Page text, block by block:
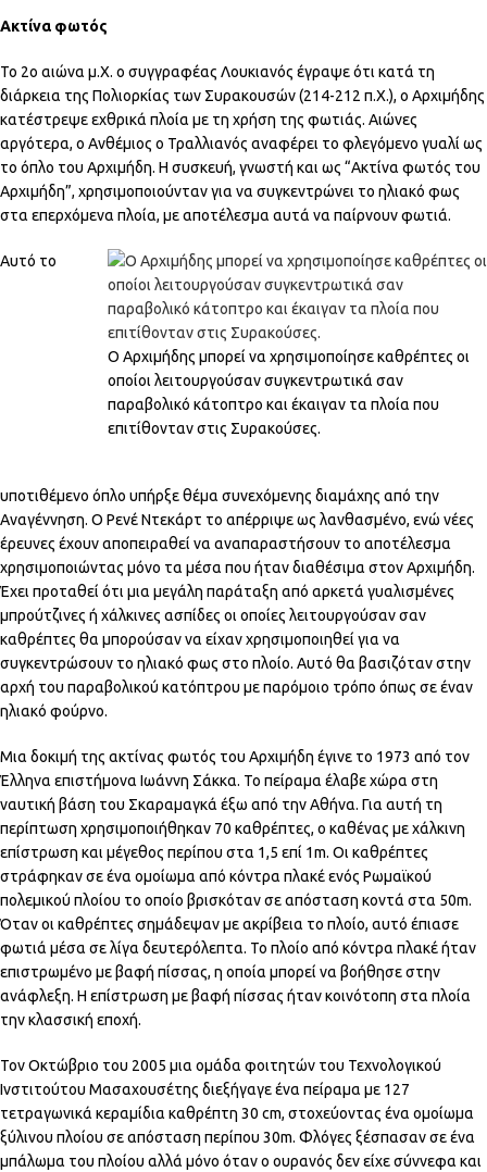
Ακτίνα φωτός
Το 2ο αιώνα μ.Χ. ο συγγραφέας Λουκιανός έγραψε ότι κατά τη
διάρκεια της Πολιορκίας των Συρακουσών (214-212 π.Χ.), ο Αρχιμήδης
κατέστρεψε εχθρικά πλοία με τη χρήση της φωτιάς. Αιώνες
αργότερα, ο Ανθέμιος ο Τραλλιανός αναφέρει το φλεγόμενο γυαλί ως
το όπλο του Αρχιμήδη. Η συσκευή, γνωστή και ως “Ακτίνα φωτός του
Αρχιμήδη”, χρησιμοποιούνταν για να συγκεντρώνει το ηλιακό φως
στα επερχόμενα πλοία, με αποτέλεσμα αυτά να παίρνουν φωτιά.
Ο Αρχιμήδης μπορεί να χρησιμοποίησε καθρέπτες οι
οποίοι λειτουργούσαν συγκεντρωτικά σαν
παραβολικό κάτοπτρο και έκαιγαν τα πλοία που
επιτίθονταν στις Συρακούσες.
Αυτό το
υποτιθέμενο όπλο υπήρξε θέμα συνεχόμενης διαμάχης από την
Αναγέννηση. Ο Ρενέ Ντεκάρτ το απέρριψε ως λανθασμένο, ενώ νέες
έρευνες έχουν αποπειραθεί να αναπαραστήσουν το αποτέλεσμα
χρησιμοποιώντας μόνο τα μέσα που ήταν διαθέσιμα στον Αρχιμήδη.
Έχει προταθεί ότι μια μεγάλη παράταξη από αρκετά γυαλισμένες
μπρούτζινες ή χάλκινες ασπίδες οι οποίες λειτουργούσαν σαν
καθρέπτες θα μπορούσαν να είχαν χρησιμοποιηθεί για να
συγκεντρώσουν το ηλιακό φως στο πλοίο. Αυτό θα βασιζόταν στην
αρχή του παραβολικού κατόπτρου με παρόμοιο τρόπο όπως σε έναν
ηλιακό φούρνο.
Μια δοκιμή της ακτίνας φωτός του Αρχιμήδη έγινε το 1973 από τον
Έλληνα επιστήμονα Ιωάννη Σάκκα. Το πείραμα έλαβε χώρα στη
ναυτική βάση του Σκαραμαγκά έξω από την Αθήνα. Για αυτή τη
περίπτωση χρησιμοποιήθηκαν 70 καθρέπτες, ο καθένας με χάλκινη
επίστρωση και μέγεθος περίπου στα 1,5 επί 1m. Οι καθρέπτες
στράφηκαν σε ένα ομοίωμα από κόντρα πλακέ ενός Ρωμαϊκού
πολεμικού πλοίου το οποίο βρισκόταν σε απόσταση κοντά στα 50m.
Όταν οι καθρέπτες σημάδεψαν με ακρίβεια το πλοίο, αυτό έπιασε
φωτιά μέσα σε λίγα δευτερόλεπτα. Το πλοίο από κόντρα πλακέ ήταν
επιστρωμένο με βαφή πίσσας, η οποία μπορεί να βοήθησε στην
ανάφλεξη. Η επίστρωση με βαφή πίσσας ήταν κοινότοπη στα πλοία
την κλασσική εποχή.
Τον Οκτώβριο του 2005 μια ομάδα φοιτητών του Τεχνολογικού
Ινστιτούτου Μασαχουσέτης διεξήγαγε ένα πείραμα με 127
τετραγωνικά κεραμίδια καθρέπτη 30 cm, στοχεύοντας ένα ομοίωμα
ξύλινου πλοίου σε απόσταση περίπου 30m. Φλόγες ξέσπασαν σε ένα
μπάλωμα του πλοίου αλλά μόνο όταν ο ουρανός δεν είχε σύννεφα και